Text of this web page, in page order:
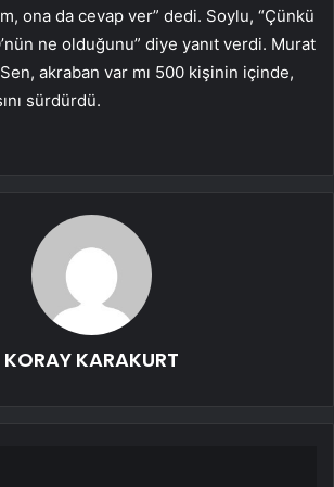
ona da cevap ver” dedi. Soylu, “Çünkü
ne olduğunu” diye yanıt verdi. Murat
akraban var mı 500 kişinin içinde,
sürdürdü.
KORAY KARAKURT